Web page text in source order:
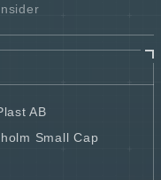
AB
Small Cap